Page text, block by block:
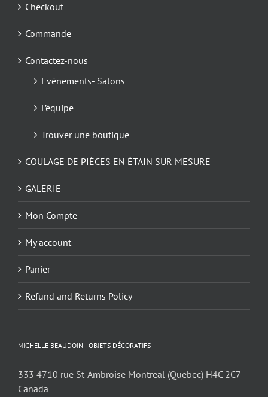
Checkout
Commande
Contactez-nous
Evénements- Salons
L’équipe
Trouver une boutique
COULAGE DE PIÈCES EN ÉTAIN SUR MESURE
GALERIE
Mon Compte
My account
Panier
Refund and Returns Policy
MICHELLE BEAUDOIN | OBJETS DÉCORATIFS
333 4710 rue St-Ambroise Montreal (Quebec) H4C 2C7
Canada